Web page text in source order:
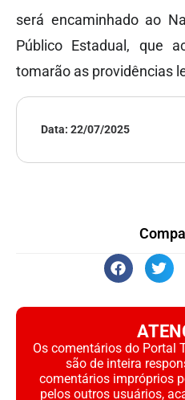
será encaminhado ao
Público Estadual, que
tomarão as providências
Data: 22/07/2025
Os comentários do Portal
são de inteira
comentários impróprios
pelos outros usuários,